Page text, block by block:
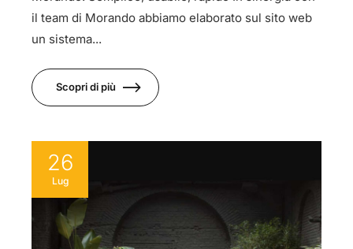
il team di Morando abbiamo elaborato sul sito web
un sistema...
Scopri di più
26
Lug